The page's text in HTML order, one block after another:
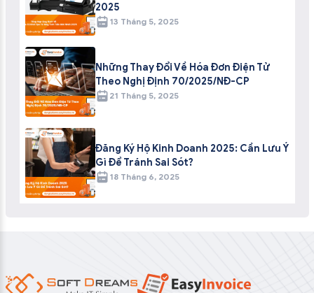
2025
13 Tháng 5, 2025
Những Thay Đổi Về Hóa Đơn Điện Tử
Theo Nghị Định 70/2025/NĐ-CP
21 Tháng 5, 2025
Đăng Ký Hộ Kinh Doanh 2025: Cần Lưu Ý
Gì Để Tránh Sai Sót?
18 Tháng 6, 2025